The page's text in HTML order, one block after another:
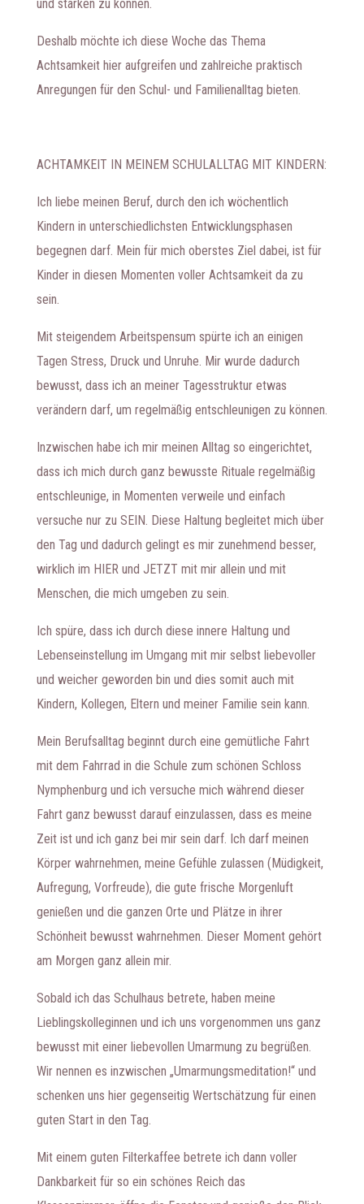
und stärken zu können.
Deshalb möchte ich diese Woche das Thema
Achtsamkeit hier aufgreifen und zahlreiche praktisch
Anregungen für den Schul- und Familienalltag bieten.
ACHTAMKEIT IN MEINEM SCHULALLTAG MIT KINDERN:
Ich liebe meinen Beruf, durch den ich wöchentlich
Kindern in unterschiedlichsten Entwicklungsphasen
begegnen darf. Mein für mich oberstes Ziel dabei, ist für
Kinder in diesen Momenten voller Achtsamkeit da zu
sein.
Mit steigendem Arbeitspensum spürte ich an einigen
Tagen Stress, Druck und Unruhe. Mir wurde dadurch
bewusst, dass ich an meiner Tagesstruktur etwas
verändern darf, um regelmäßig entschleunigen zu können.
Inzwischen habe ich mir meinen Alltag so eingerichtet,
dass ich mich durch ganz bewusste Rituale regelmäßig
entschleunige, in Momenten verweile und einfach
versuche nur zu SEIN. Diese Haltung begleitet mich über
den Tag und dadurch gelingt es mir zunehmend besser,
wirklich im HIER und JETZT mit mir allein und mit
Menschen, die mich umgeben zu sein.
Ich spüre, dass ich durch diese innere Haltung und
Lebenseinstellung im Umgang mit mir selbst liebevoller
und weicher geworden bin und dies somit auch mit
Kindern, Kollegen, Eltern und meiner Familie sein kann.
Mein Berufsalltag beginnt durch eine gemütliche Fahrt
mit dem Fahrrad in die Schule zum schönen Schloss
Nymphenburg und ich versuche mich während dieser
Fahrt ganz bewusst darauf einzulassen, dass es meine
Zeit ist und ich ganz bei mir sein darf. Ich darf meinen
Körper wahrnehmen, meine Gefühle zulassen (Müdigkeit,
Aufregung, Vorfreude), die gute frische Morgenluft
genießen und die ganzen Orte und Plätze in ihrer
Schönheit bewusst wahrnehmen. Dieser Moment gehört
am Morgen ganz allein mir.
Sobald ich das Schulhaus betrete, haben meine
Lieblingskolleginnen und ich uns vorgenommen uns ganz
bewusst mit einer liebevollen Umarmung zu begrüßen.
Wir nennen es inzwischen „Umarmungsmeditation!“ und
schenken uns hier gegenseitig Wertschätzung für einen
guten Start in den Tag.
Mit einem guten Filterkaffee betrete ich dann voller
Dankbarkeit für so ein schönes Reich das